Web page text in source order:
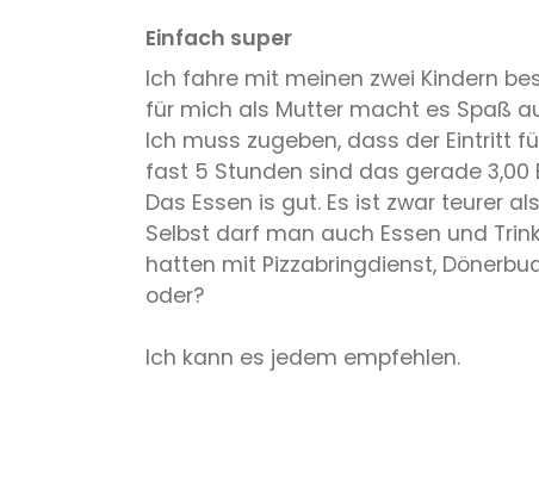
Einfach super
Ich fahre mit meinen zwei Kindern
für mich als Mutter macht es Spaß
Ich muss zugeben, dass der Eintritt
fast 5 Stunden sind das gerade 3,00
Das Essen is gut. Es ist zwar teurer
Selbst darf man auch Essen und
hatten mit Pizzabringdienst,
oder?
Ich kann es jedem empfehlen.